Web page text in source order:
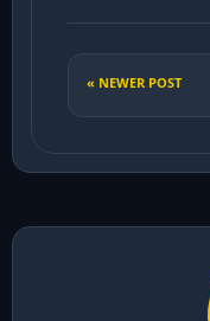
« NEWER POST